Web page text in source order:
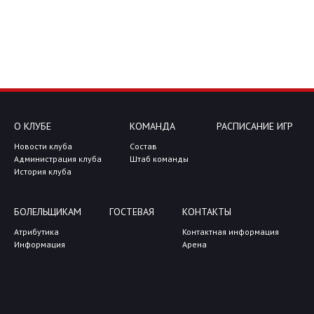
О КЛУБЕ
Новости клуба
Администрация клуба
История клуба
КОМАНДА
Состав
Штаб команды
РАСПИСАНИЕ ИГР
БОЛЕЛЬЩИКАМ
Атрибутика
Информация
ГОСТЕВАЯ КОНТАКТЫ
Контактная информация
Арена